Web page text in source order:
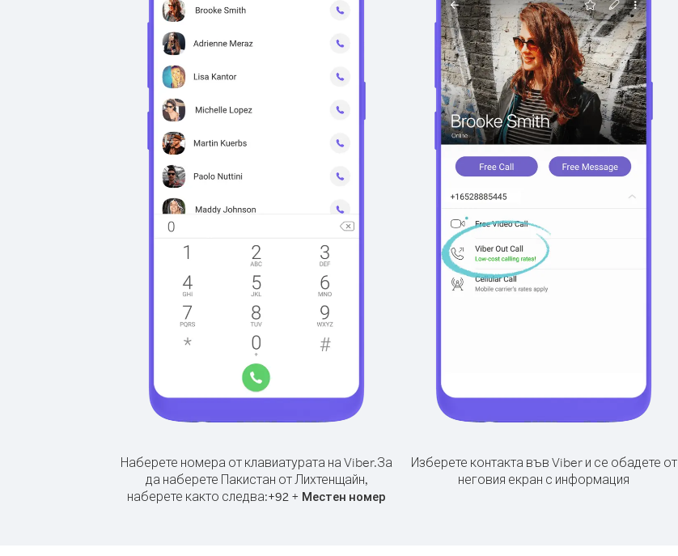
Наберете номера от клавиатурата на Viber.За
да наберете Пакистан от Лихтенщайн,
наберете както следва:+92 + Местен номер
Изберете контакта във Viber и се обадете от
неговия екран с информация